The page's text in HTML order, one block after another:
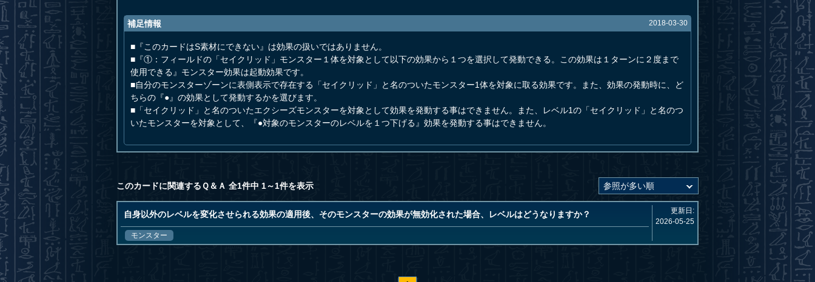
補足情報 2018-03-30
■『このカードはS素材にできない』は効果の扱いではありません。
■『①：フィールドの「セイクリッド」モンスター１体を対象として以下の効果から１つを選択して発動できる。この効果は１ターンに２度まで
使用できる』モンスター効果は起動効果です。
■自分のモンスターゾーンに表側表示で存在する「セイクリッド」と名のついたモンスター1体を対象に取る効果です。また、効果の発動時に、ど
ちらの『●』の効果として発動するかを選びます。
■「セイクリッド」と名のついたエクシーズモンスターを対象として効果を発動する事はできません。また、レベル1の「セイクリッド」と名のつ
いたモンスターを対象として、『●対象のモンスターのレベルを１つ下げる』効果を発動する事はできません。
このカードに関連するＱ＆Ａ 全1件中 1～1件を表示
自身以外のレベルを変化させられる効果の適用後、そのモンスターの効果が無効化された場合、レベルはどうなりますか？
モンスター
更新日:
2026-05-25